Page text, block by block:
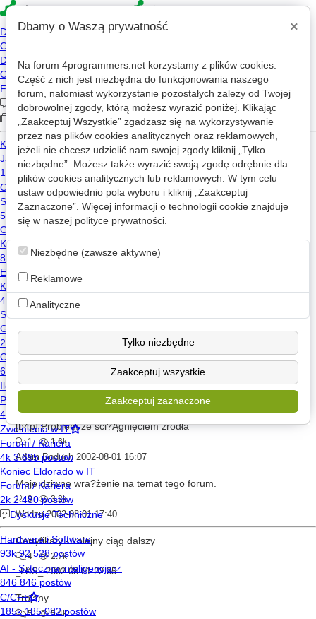
4p » Forum
Off-Topic
« 1 2 ... 8 ... 625 »
Nowy wątek
POMOCY
9 6.0k
sivy 2002-07-31 13:01
men vs women
2002-07-31 20:28
Ró?żnice
Certyfikaty - ciag dalszy
20 6.0k
2002-08-01 13:05
[b4p] Problem ze ści?Ągnięciem źródła
1 1.6k
Adam Boduch 2002-08-01 16:07
Moje dziwne wra?żenie na temat tego forum.
9 3.2k
Wodzu 2002-08-01 17:40
Certyfikaty - kolejny ciąg dalszy
4 2.7k
_LKS_ 2002-08-01 22:35
Trojany
5 5.4k
Dbamy o Waszą prywatność ×
Na forum 4programmers.net korzystamy z plików cookies.
Część z nich jest niezbędna do funkcjonowania naszego
forum, natomiast wykorzystanie pozostałych zależy od Twojej
dobrowolnej zgody, którą możesz wyrazić poniżej. Klikając
„Zaakceptuj Wszystkie” zgadzasz się na wykorzystywanie
przez nas plików cookies analitycznych oraz reklamowych,
jeżeli nie chcesz udzielić nam swojej zgody kliknij „Tylko
niezbędne”. Możesz także wyrazić swoją zgodę odrębnie dla
plików cookies analitycznych lub reklamowych. W tym celu
ustaw odpowiednio pola wyboru i kliknij „Zaakceptuj
Zaznaczone”. Więcej informacji o technologii cookie znajduje
się w naszej polityce prywatności.
Niezbędne (zawsze aktywne)
Reklamowe
Analityczne
Tylko niezbędne
Zaakceptuj wszystkie
Zaakceptuj zaznaczone